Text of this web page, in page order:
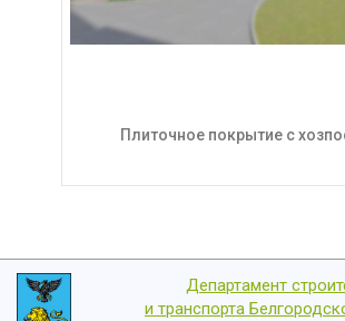
Плиточное покрытие с
Департамент
и транспорта